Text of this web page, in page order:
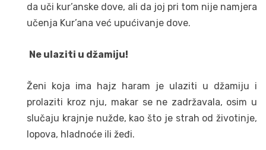
da uči kur’anske dove, ali da joj pri tom nije namjera
učenja Kur’ana već upućivanje dove.
Ne ulaziti u džamiju!
Ženi koja ima hajz haram je ulaziti u džamiju i
prolaziti kroz nju, makar se ne zadržavala, osim u
slučaju krajnje nužde, kao što je strah od životinje,
lopova, hladnoće ili žeđi.